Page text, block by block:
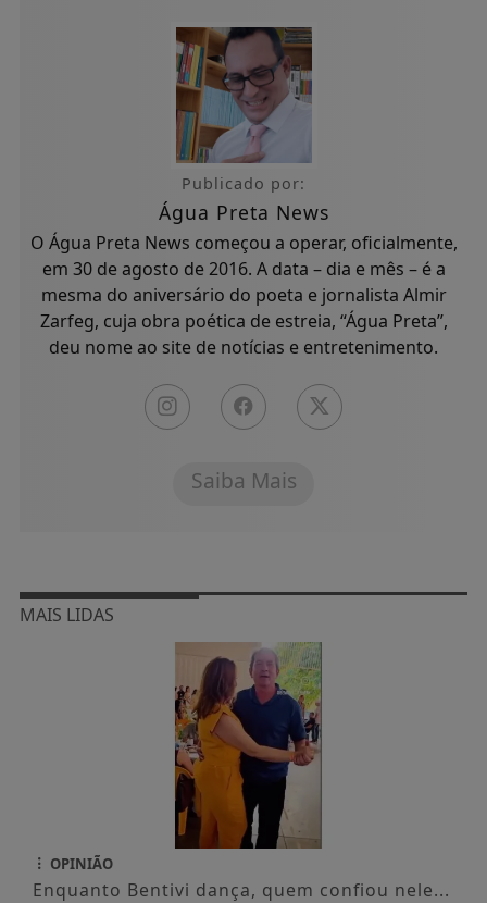
Publicado por:
Água Preta News
O Água Preta News começou a operar, oficialmente,
em 30 de agosto de 2016. A data – dia e mês – é a
mesma do aniversário do poeta e jornalista Almir
Zarfeg, cuja obra poética de estreia, “Água Preta”,
deu nome ao site de notícias e entretenimento.
Saiba Mais
MAIS LIDAS
OPINIÃO
Enquanto Bentivi dança, quem confiou nele...